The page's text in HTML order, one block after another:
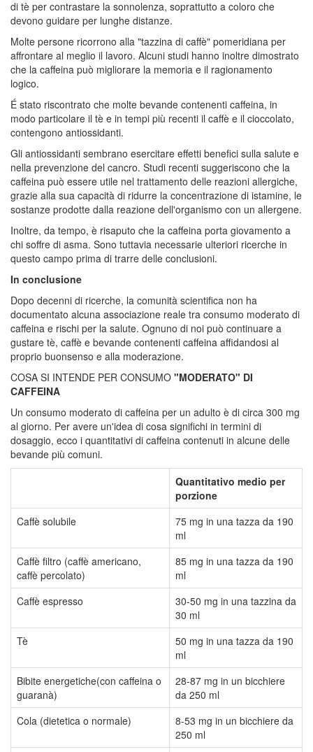
di tè per contrastare la sonnolenza, soprattutto a coloro che
devono guidare per lunghe distanze.
Molte persone ricorrono alla "tazzina di caffè" pomeridiana per
affrontare al meglio il lavoro. Alcuni studi hanno inoltre dimostrato
che la caffeina può migliorare la memoria e il ragionamento
logico.
É stato riscontrato che molte bevande contenenti caffeina, in
modo particolare il tè e in tempi più recenti il caffè e il cioccolato,
contengono antiossidanti.
Gli antiossidanti sembrano esercitare effetti benefici sulla salute e
nella prevenzione del cancro. Studi recenti suggeriscono che la
caffeina può essere utile nel trattamento delle reazioni allergiche,
grazie alla sua capacità di ridurre la concentrazione di istamine, le
sostanze prodotte dalla reazione dell'organismo con un allergene.
Inoltre, da tempo, è risaputo che la caffeina porta giovamento a
chi soffre di asma. Sono tuttavia necessarie ulteriori ricerche in
questo campo prima di trarre delle conclusioni.
In conclusione
Dopo decenni di ricerche, la comunità scientifica non ha
documentato alcuna associazione reale tra consumo moderato di
caffeina e rischi per la salute. Ognuno di noi può continuare a
gustare tè, caffè e bevande contenenti caffeina affidandosi al
proprio buonsenso e alla moderazione.
COSA SI INTENDE PER CONSUMO "MODERATO" DI
CAFFEINA
Un consumo moderato di caffeina per un adulto è di circa 300 mg
al giorno. Per avere un'idea di cosa significhi in termini di
dosaggio, ecco i quantitativi di caffeina contenuti in alcune delle
bevande più comuni.
Quantitativo medio per
porzione
Caffè solubile
75 mg in una tazza da 190
ml
Caffè filtro (caffè americano,
caffè percolato)
85 mg in una tazza da 190
ml
Caffè espresso
30-50 mg in una tazzina da
30 ml
Tè
50 mg in una tazza da 190
ml
Bibite energetiche(con caffeina o
guaranà)
28-87 mg in un bicchiere
da 250 ml
Cola (dietetica o normale)
8-53 mg in un bicchiere da
250 ml